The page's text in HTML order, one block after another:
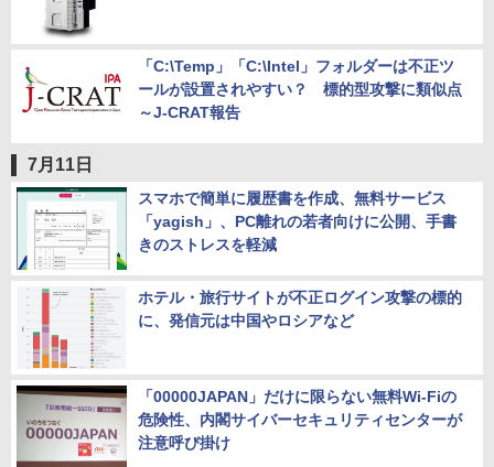
「C:\Temp」「C:\Intel」フォルダーは不正ツ
ールが設置されやすい？ 標的型攻撃に類似点
～J-CRAT報告
7月11日
スマホで簡単に履歴書を作成、無料サービス
「yagish」、PC離れの若者向けに公開、手書
きのストレスを軽減
ホテル・旅行サイトが不正ログイン攻撃の標的
に、発信元は中国やロシアなど
「00000JAPAN」だけに限らない無料Wi-Fiの
危険性、内閣サイバーセキュリティセンターが
注意呼び掛け